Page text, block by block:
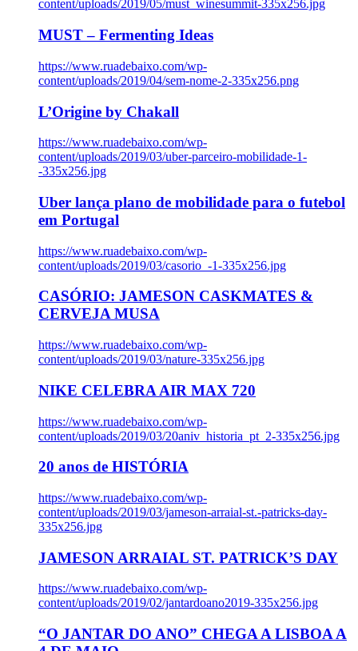
content/uploads/2019/05/must_winesummit-335x256.jpg
MUST – Fermenting Ideas
https://www.ruadebaixo.com/wp-
content/uploads/2019/04/sem-nome-2-335x256.png
L’Origine by Chakall
https://www.ruadebaixo.com/wp-
content/uploads/2019/03/uber-parceiro-mobilidade-1-
-335x256.jpg
Uber lança plano de mobilidade para o futebol
em Portugal
https://www.ruadebaixo.com/wp-
content/uploads/2019/03/casorio_-1-335x256.jpg
CASÓRIO: JAMESON CASKMATES &
CERVEJA MUSA
https://www.ruadebaixo.com/wp-
content/uploads/2019/03/nature-335x256.jpg
NIKE CELEBRA AIR MAX 720
https://www.ruadebaixo.com/wp-
content/uploads/2019/03/20aniv_historia_pt_2-335x256.jpg
20 anos de HISTÓRIA
https://www.ruadebaixo.com/wp-
content/uploads/2019/03/jameson-arraial-st.-patricks-day-
335x256.jpg
JAMESON ARRAIAL ST. PATRICK’S DAY
https://www.ruadebaixo.com/wp-
content/uploads/2019/02/jantardoano2019-335x256.jpg
“O JANTAR DO ANO” CHEGA A LISBOA A